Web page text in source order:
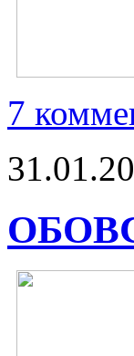
7